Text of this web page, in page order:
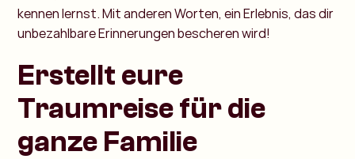
kennen lernst. Mit anderen Worten, ein Erlebnis, das dir
unbezahlbare Erinnerungen bescheren wird!
Erstellt eure
Traumreise für die
ganze Familie